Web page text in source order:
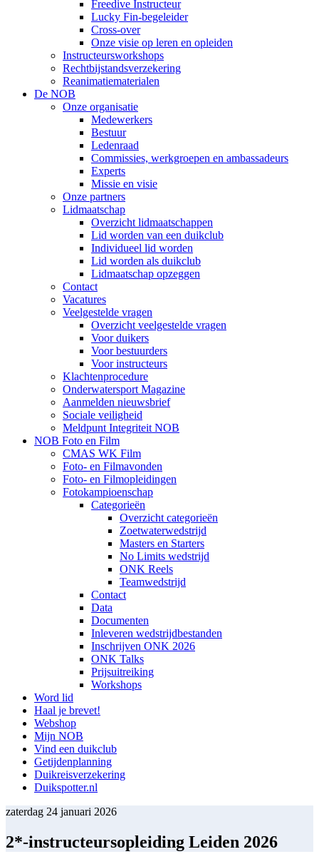
Freedive Instructeur
Lucky Fin-begeleider
Cross-over
Onze visie op leren en opleiden
Instructeursworkshops
Rechtbijstandsverzekering
Reanimatiematerialen
De NOB
Onze organisatie
Medewerkers
Bestuur
Ledenraad
Commissies, werkgroepen en ambassadeurs
Experts
Missie en visie
Onze partners
Lidmaatschap
Overzicht lidmaatschappen
Lid worden van een duikclub
Individueel lid worden
Lid worden als duikclub
Lidmaatschap opzeggen
Contact
Vacatures
Veelgestelde vragen
Overzicht veelgestelde vragen
Voor duikers
Voor bestuurders
Voor instructeurs
Klachtenprocedure
Onderwatersport Magazine
Aanmelden nieuwsbrief
Sociale veiligheid
Meldpunt Integriteit NOB
NOB Foto en Film
CMAS WK Film
Foto- en Filmavonden
Foto- en Filmopleidingen
Fotokampioenschap
Categorieën
Overzicht categorieën
Zoetwaterwedstrijd
Masters en Starters
No Limits wedstrijd
ONK Reels
Teamwedstrijd
Contact
Data
Documenten
Inleveren wedstrijdbestanden
Inschrijven ONK 2026
ONK Talks
Prijsuitreiking
Workshops
Word lid
Haal je brevet!
Webshop
Mijn NOB
Vind een duikclub
Getijdenplanning
Duikreisverzekering
Duikspotter.nl
zaterdag 24 januari 2026
2*-instructeursopleiding Leiden 2026